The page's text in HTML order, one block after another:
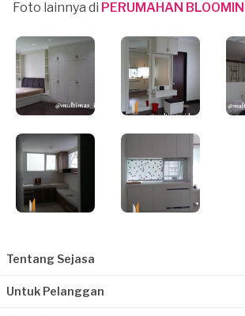
Foto lainnya di PERUMAHAN
Tentang Sejasa
Untuk Pelanggan